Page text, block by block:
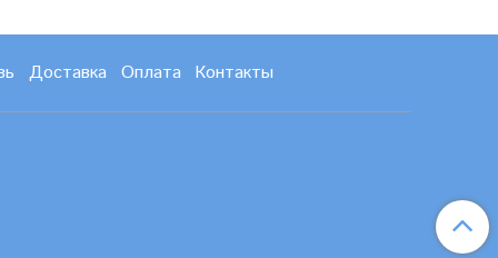
Доставка Оплата Контакты